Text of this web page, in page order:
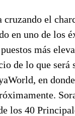
cruzando el
en uno de los
más
de lo que
en donde
los 40